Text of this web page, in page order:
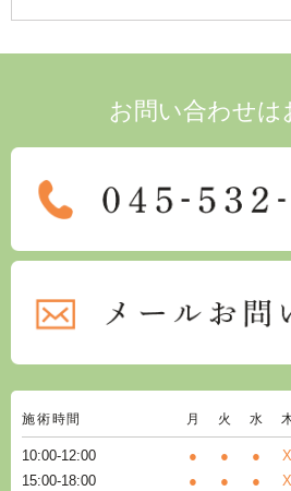
お問い合わせは
施術時間 月 火 水
10:00-12:00 ● ● ● X
15:00-18:00
● ● ● X